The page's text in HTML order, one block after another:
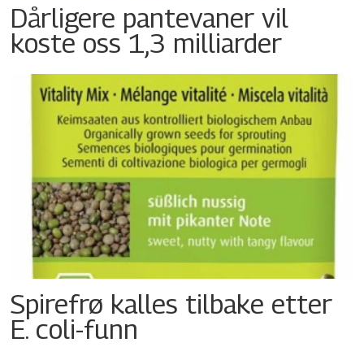
Dårligere pantevaner vil
koste oss 1,3 milliarder
Spirefrø kalles tilbake etter
E. coli-funn